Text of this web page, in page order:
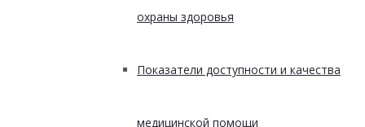
охраны здоровья
Показатели доступности и качества
медицинской помощи